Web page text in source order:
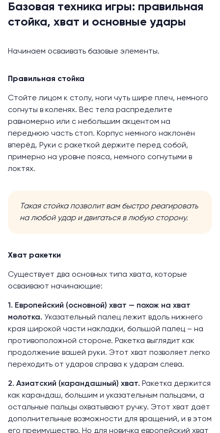
Базовая техника игры: правильная
стойка, хват и основные удары
Начинаем осваивать базовые элементы.
Правильная стойка
Стойте лицом к столу, ноги чуть шире плеч, немного
согнуты в коленях. Вес тела распределите
равномерно или с небольшим акцентом на
переднюю часть стоп. Корпус немного наклонён
вперёд. Руки с ракеткой держите перед собой,
примерно на уровне пояса, немного согнутыми в
локтях.
Такая стойка позволит вам быстро реагировать
на любой удар и двигаться в любую сторону.
Хват ракетки
Существует два основных типа хвата, которые
осваивают начинающие:
1. Европейский (основной) хват — похож на хват
молотка. Указательный палец лежит вдоль нижнего
края широкой части накладки, большой палец – на
противоположной стороне. Ракетка выглядит как
продолжение вашей руки. Этот хват позволяет легко
переходить от ударов справа к ударам слева.
2. Азиатский (карандашный) хват. Ракетка держится
как карандаш, большим и указательным пальцами, а
остальные пальцы охватывают ручку. Этот хват даёт
дополнительные возможности для вращений, и в этом
его преимущество. Но для новичка европейский хват